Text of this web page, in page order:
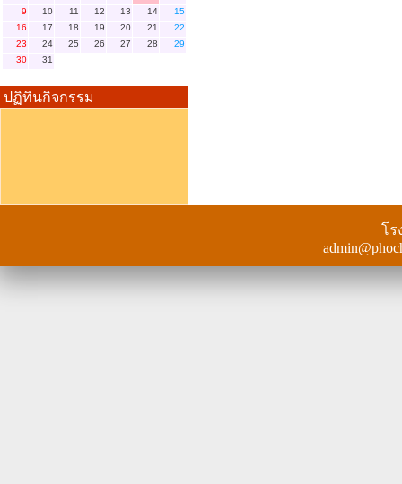
9
10 11 12 13 14
15
16
17 18 19 20 21
22
23
24 25 26 27 28
29
30
31
ปฏิทินกิจกรรม
ไม่มีข้อมูล
โร